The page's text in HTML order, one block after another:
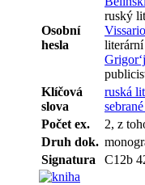
Osobní
hesla
ruský
Klíčová
slova
ruská
Počet ex.
2, z
Druh dok.
Signatura
C12b